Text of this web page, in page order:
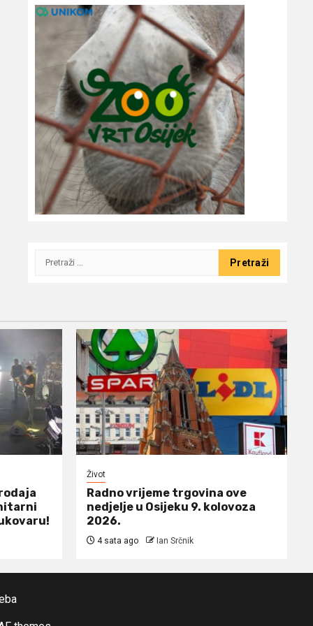
Pretraži:
Život
Radno vrijeme trgovina ove
nedjelje u Osijeku 9. kolovoza
2026.
4 sata ago Ian Srčnik